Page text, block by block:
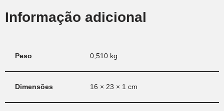
Informação adicional
Peso 0,510 kg
Dimensões 16 × 23 × 1 cm